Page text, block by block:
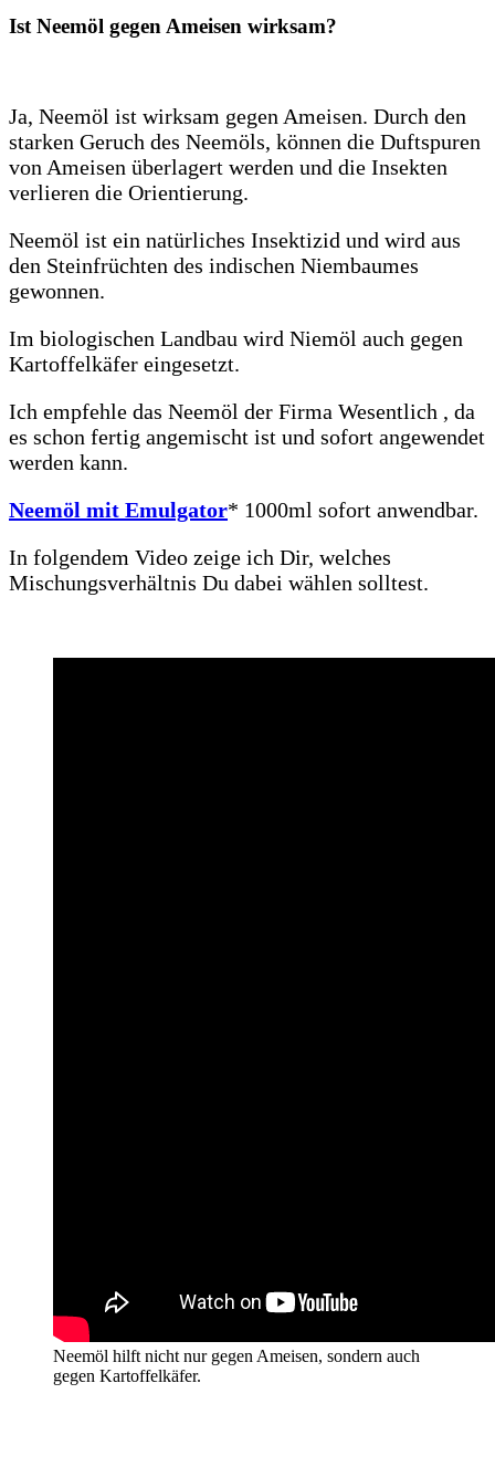
Ist Neemöl gegen Ameisen wirksam?
Ja, Neemöl ist wirksam gegen Ameisen. Durch den
starken Geruch des Neemöls, können die Duftspuren
von Ameisen überlagert werden und die Insekten
verlieren die Orientierung.
Neemöl ist ein natürliches Insektizid und wird aus
den Steinfrüchten des indischen Niembaumes
gewonnen.
Im biologischen Landbau wird Niemöl auch gegen
Kartoffelkäfer eingesetzt.
Ich empfehle das Neemöl der Firma Wesentlich , da
es schon fertig angemischt ist und sofort angewendet
werden kann.
Neemöl mit Emulgator* 1000ml sofort anwendbar.
In folgendem Video zeige ich Dir, welches
Mischungsverhältnis Du dabei wählen solltest.
Neemöl hilft nicht nur gegen Ameisen, sondern auch
gegen Kartoffelkäfer.